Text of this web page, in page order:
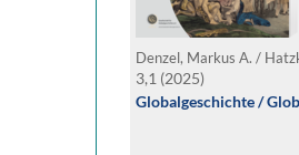
3,1 (2025)
Globalgeschichte /